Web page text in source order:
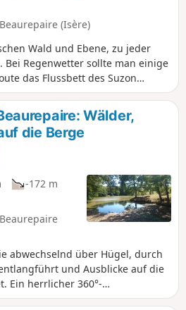
(Isère)
Wald und Ebene, zu jeder
Bei Regenwetter sollte man einige
das Flussbett des Suzon
der Nähe von Saint-Barthélémy
vermittelt der Abschnitt entlang
Gefühl, weit weg von der
sein. Wanderung von 10 km oder
AN ALLE WANDERER
BEWÄLTIGEN: Ihr könnt
den Standort auf der Route
Wälder,
die Berge
-172 m
abwechselnd über Hügel, durch
und Ausblicke auf die
Ein herrlicher 360°-
de-Beaurepaire.